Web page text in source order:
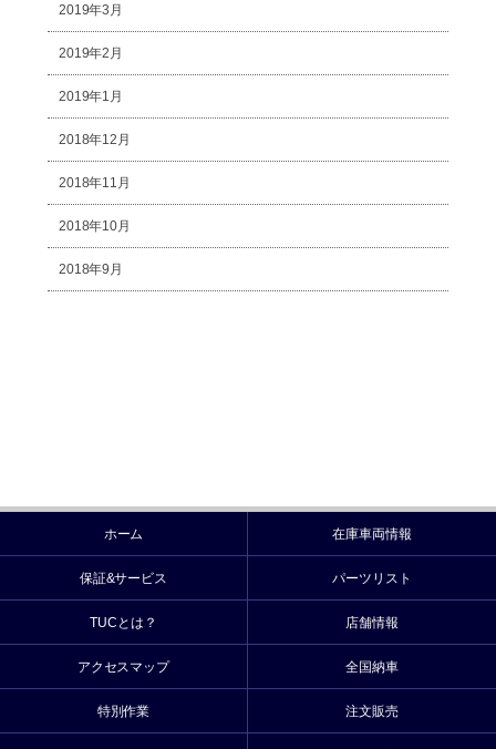
2019年3月
2019年2月
2019年1月
2018年12月
2018年11月
2018年10月
2018年9月
ホーム 在庫車両情報
保証&サービス パーツリスト
TUCとは？ 店舗情報
アクセスマップ 全国納車
特別作業 注文販売